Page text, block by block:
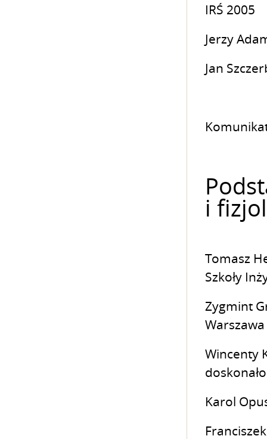
IRŚ 2005
Jerzy
Jan
i
Tomasz
Szkoły
Zygmint
Wincenty
Karol